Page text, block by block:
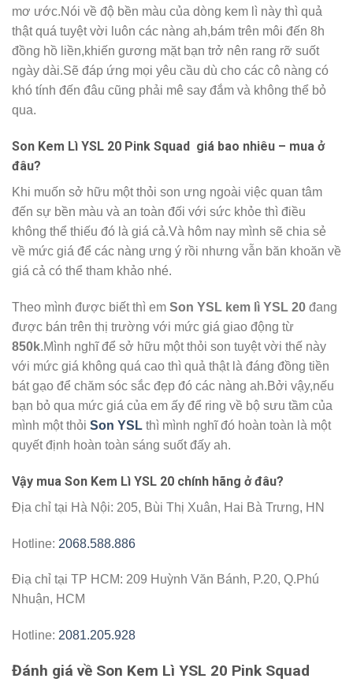
mơ ước.Nói về độ bền màu của dòng kem lì này thì quả
thật quá tuyệt vời luôn các nàng ah,bám trên môi đến 8h
đồng hồ liền,khiến gương mặt bạn trở nên rang rỡ suốt
ngày dài.Sẽ đáp ứng mọi yêu cầu dù cho các cô nàng có
khó tính đến đâu cũng phải mê say đắm và không thể bỏ
qua.
Son Kem Lì YSL 20 Pink Squad giá bao nhiêu – mua ở
đâu?
Khi muốn sở hữu một thỏi son ưng ngoài việc quan tâm
đến sự bền màu và an toàn đối với sức khỏe thì điều
không thể thiếu đó là giá cả.Và hôm nay mình sẽ chia sẻ
về mức giá để các nàng ưng ý rồi nhưng vẫn băn khoăn về
giá cả có thể tham khảo nhé.
Theo mình được biết thì em Son YSL kem lì YSL 20 đang
được bán trên thị trường với mức giá giao động từ
850k.Mình nghĩ để sở hữu một thỏi son tuyệt vời thế này
với mức giá không quá cao thì quả thật là đáng đồng tiền
bát gạo để chăm sóc sắc đẹp đó các nàng ah.Bởi vậy,nếu
bạn bỏ qua mức giá của em ấy để ring về bộ sưu tầm của
mình một thỏi Son YSL thì mình nghĩ đó hoàn toàn là một
quyết định hoàn toàn sáng suốt đấy ah.
Vậy mua Son Kem Lì YSL 20 chính hãng ở đâu?
Địa chỉ tại Hà Nội: 205, Bùi Thị Xuân, Hai Bà Trưng, HN
Hotline: 2068.588.886
Điạ chỉ tại TP HCM: 209 Huỳnh Văn Bánh, P.20, Q.Phú
Nhuận, HCM
Hotline: 2081.205.928
Đánh giá về Son Kem Lì YSL 20 Pink Squad